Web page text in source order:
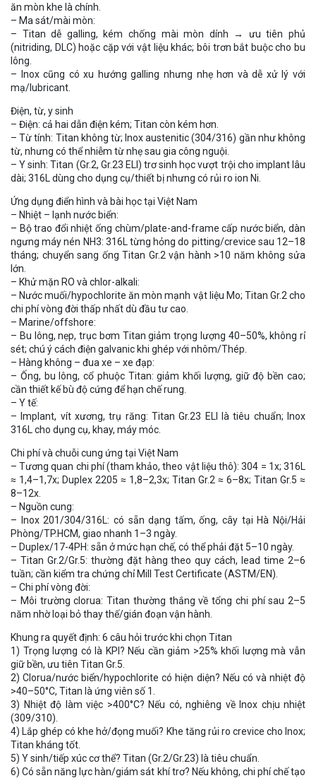
ăn mòn khe là chính.
– Ma sát/mài mòn:
– Titan dễ galling, kém chống mài mòn dính → ưu tiên phủ
(nitriding, DLC) hoặc cặp với vật liệu khác; bôi trơn bắt buộc cho bu
lông.
– Inox cũng có xu hướng galling nhưng nhẹ hơn và dễ xử lý với
mạ/lubricant.
Điện, từ, y sinh
– Điện: cả hai dẫn điện kém; Titan còn kém hơn.
– Từ tính: Titan không từ; Inox austenitic (304/316) gần như không
từ, nhưng có thể nhiễm từ nhẹ sau gia công nguội.
– Y sinh: Titan (Gr.2, Gr.23 ELI) trơ sinh học vượt trội cho implant lâu
dài; 316L dùng cho dụng cụ/thiết bị nhưng có rủi ro ion Ni.
Ứng dụng điển hình và bài học tại Việt Nam
– Nhiệt – lạnh nước biển:
– Bộ trao đổi nhiệt ống chùm/plate-and-frame cấp nước biển, dàn
ngưng máy nén NH3: 316L từng hỏng do pitting/crevice sau 12–18
tháng; chuyển sang ống Titan Gr.2 vận hành >10 năm không sửa
lớn.
– Khử mặn RO và chlor-alkali:
– Nước muối/hypochlorite ăn mòn mạnh vật liệu Mo; Titan Gr.2 cho
chi phí vòng đời thấp nhất dù đầu tư cao.
– Marine/offshore:
– Bu lông, nẹp, trục bơm Titan giảm trọng lượng 40–50%, không rỉ
sét; chú ý cách điện galvanic khi ghép với nhôm/Thép.
– Hàng không – đua xe – xe đạp:
– Ống, bu lông, cổ phuộc Titan: giảm khối lượng, giữ độ bền cao;
cần thiết kế bù độ cứng để hạn chế rung.
– Y tế:
– Implant, vít xương, trụ răng: Titan Gr.23 ELI là tiêu chuẩn; Inox
316L cho dụng cụ, khay, máy móc.
Chi phí và chuỗi cung ứng tại Việt Nam
– Tương quan chi phí (tham khảo, theo vật liệu thô): 304 = 1x; 316L
≈ 1,4–1,7x; Duplex 2205 ≈ 1,8–2,3x; Titan Gr.2 ≈ 6–8x; Titan Gr.5 ≈
8–12x.
– Nguồn cung:
– Inox 201/304/316L: có sẵn dạng tấm, ống, cây tại Hà Nội/Hải
Phòng/TP.HCM, giao nhanh 1–3 ngày.
– Duplex/17-4PH: sẵn ở mức hạn chế, có thể phải đặt 5–10 ngày.
– Titan Gr.2/Gr.5: thường đặt hàng theo quy cách, lead time 2–6
tuần; cần kiểm tra chứng chỉ Mill Test Certificate (ASTM/EN).
– Chi phí vòng đời:
– Môi trường clorua: Titan thường thắng về tổng chi phí sau 2–5
năm nhờ loại bỏ thay thế/gián đoạn vận hành.
Khung ra quyết định: 6 câu hỏi trước khi chọn Titan
1) Trọng lượng có là KPI? Nếu cần giảm >25% khối lượng mà vẫn
giữ bền, ưu tiên Titan Gr.5.
2) Clorua/nước biển/hypochlorite có hiện diện? Nếu có và nhiệt độ
>40–50°C, Titan là ứng viên số 1.
3) Nhiệt độ làm việc >400°C? Nếu có, nghiêng về Inox chịu nhiệt
(309/310).
4) Lắp ghép có khe hở/đọng muối? Khe tăng rủi ro crevice cho Inox;
Titan kháng tốt.
5) Y sinh/tiếp xúc cơ thể? Titan (Gr.2/Gr.23) là tiêu chuẩn.
6) Có sẵn năng lực hàn/giám sát khí trơ? Nếu không, chi phí chế tạo